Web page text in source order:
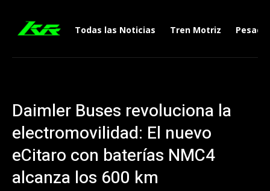
Todas las Noticias Tren Motriz
Daimler Buses revoluciona la
electromovilidad: El nuevo
eCitaro con baterías NMC4
alcanza los 600 km